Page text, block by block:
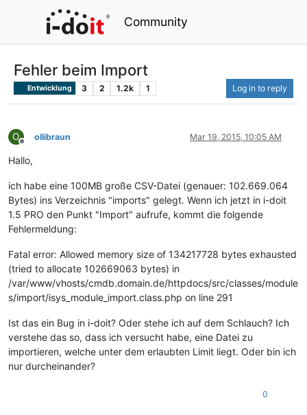
Community
Fehler beim Import
Entwicklung 3 2 1.2k 1 Log in to reply
O
Offline
ollibraun Mar 19, 2015, 10:05 AM
Hallo,
ich habe eine 100MB große CSV-Datei (genauer: 102.669.064
Bytes) ins Verzeichnis "imports" gelegt. Wenn ich jetzt in i-doit
1.5 PRO den Punkt "Import" aufrufe, kommt die folgende
Fehlermeldung:
Fatal error: Allowed memory size of 134217728 bytes exhausted
(tried to allocate 102669063 bytes) in
/var/www/vhosts/cmdb.domain.de/httpdocs/src/classes/module
s/import/isys_module_import.class.php on line 291
Ist das ein Bug in i-doit? Oder stehe ich auf dem Schlauch? Ich
verstehe das so, dass ich versucht habe, eine Datei zu
importieren, welche unter dem erlaubten Limit liegt. Oder bin ich
nur durcheinander?
0